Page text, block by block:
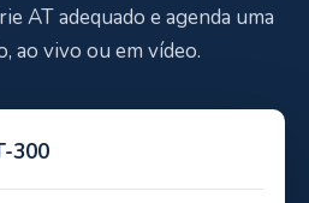
AT adequado e agenda uma
ao vivo ou em vídeo.
300